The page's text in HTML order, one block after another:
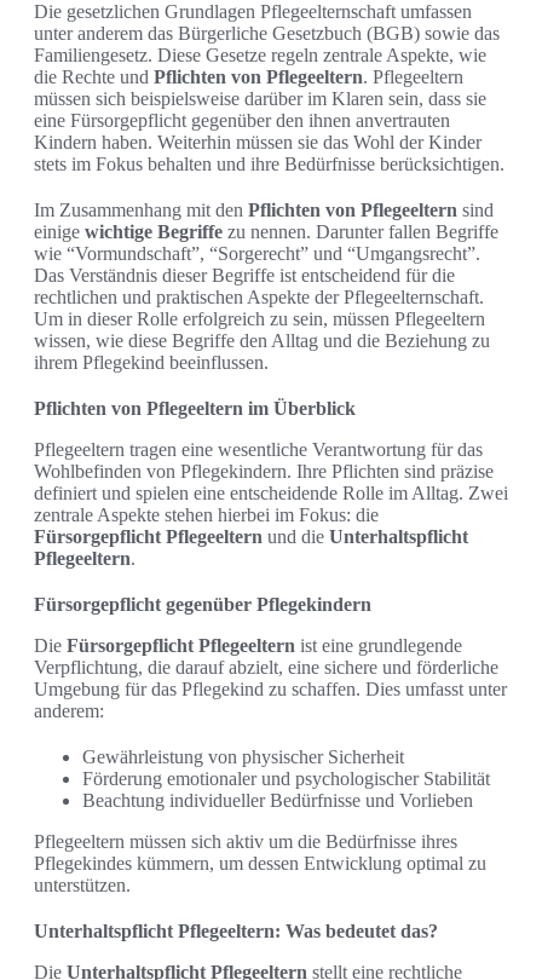
Die gesetzlichen Grundlagen Pflegeelternschaft umfassen
unter anderem das Bürgerliche Gesetzbuch (BGB) sowie das
Familiengesetz. Diese Gesetze regeln zentrale Aspekte, wie
die Rechte und Pflichten von Pflegeeltern. Pflegeeltern
müssen sich beispielsweise darüber im Klaren sein, dass sie
eine Fürsorgepflicht gegenüber den ihnen anvertrauten
Kindern haben. Weiterhin müssen sie das Wohl der Kinder
stets im Fokus behalten und ihre Bedürfnisse berücksichtigen.
Im Zusammenhang mit den Pflichten von Pflegeeltern sind
einige wichtige Begriffe zu nennen. Darunter fallen Begriffe
wie “Vormundschaft”, “Sorgerecht” und “Umgangsrecht”.
Das Verständnis dieser Begriffe ist entscheidend für die
rechtlichen und praktischen Aspekte der Pflegeelternschaft.
Um in dieser Rolle erfolgreich zu sein, müssen Pflegeeltern
wissen, wie diese Begriffe den Alltag und die Beziehung zu
ihrem Pflegekind beeinflussen.
Pflichten von Pflegeeltern im Überblick
Pflegeeltern tragen eine wesentliche Verantwortung für das
Wohlbefinden von Pflegekindern. Ihre Pflichten sind präzise
definiert und spielen eine entscheidende Rolle im Alltag. Zwei
zentrale Aspekte stehen hierbei im Fokus: die
Fürsorgepflicht Pflegeeltern und die Unterhaltspflicht
Pflegeeltern.
Fürsorgepflicht gegenüber Pflegekindern
Die Fürsorgepflicht Pflegeeltern ist eine grundlegende
Verpflichtung, die darauf abzielt, eine sichere und förderliche
Umgebung für das Pflegekind zu schaffen. Dies umfasst unter
anderem:
Gewährleistung von physischer Sicherheit
Förderung emotionaler und psychologischer Stabilität
Beachtung individueller Bedürfnisse und Vorlieben
Pflegeeltern müssen sich aktiv um die Bedürfnisse ihres
Pflegekindes kümmern, um dessen Entwicklung optimal zu
unterstützen.
Unterhaltspflicht Pflegeeltern: Was bedeutet das?
Die Unterhaltspflicht Pflegeeltern stellt eine rechtliche